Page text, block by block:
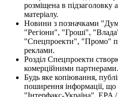
розміщена в підзаголовку
матеріалу.
Новини з позначками
"Регіони", "Гроші",
"Спецпроекти", "Промо"
реклами.
Розділ Спецпроекти
комерційними партнерами.
Будь яке копіювання,
поширення інформації, що
"Інтерфакс-Україна", EPA